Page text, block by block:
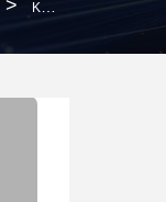
> Kwaliteit Koolstofluchtfilter Met Automatische Afvoer